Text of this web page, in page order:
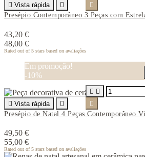
 Vista rápida

Presépio Contemporâneo 3 Peças com
43,20 €
48,00 €
Rated out of 5 stars based on avaliações

Em promoção!
-10%
 Vista rápida

Presépio de Natal 4 Peças Contemporâneo
49,50 €
55,00 €
Rated out of 5 stars based on avaliações
 
